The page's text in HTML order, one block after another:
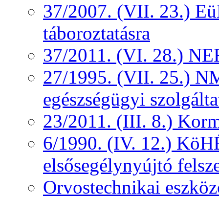
37/2007. (VII. 23.)
táboroztatásra
37/2011. (VI. 28.)
27/1995. (VII. 25.)
egészségügyi
23/2011. (III. 8.)
6/1990. (IV. 12.)
elsősegélynyújtó
Orvostechnikai